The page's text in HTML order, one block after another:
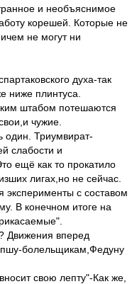
и необъяснимое
корешей. Которые не
не могут ни
духа-так
ниже плинтуса.
штабом потешаются
чужие.
один. Триумвират-
слабости и
ещё как то прокатило
лигах,но не сейчас.
с составом
В конечном итоге на
Движения вперед
болельщикам,Федуну
свою лепту"-Как же,